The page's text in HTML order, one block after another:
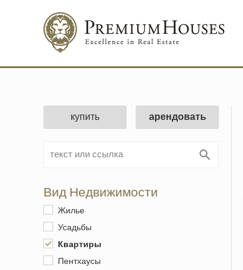
купить арендовать
Вид Недвижимости
Жилье
Усадьбы
Квартиры
Пентхаусы